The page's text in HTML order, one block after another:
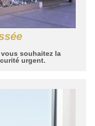
souhaitez la
urgent.